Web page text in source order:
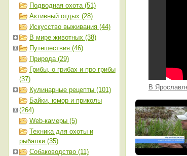
В
Подводная охота (51)
Активный отдых (28)
Искусство выживания (44)
В мире животных (38)
Путешествия (46)
Природа (29)
Грибы, о грибах и про грибы
(37)
Кулинарные рецепты (101)
Байки, юмор и приколы
(264)
Web-камеры (5)
Техника для охоты и
рыбалки (35)
Собаководство (11)